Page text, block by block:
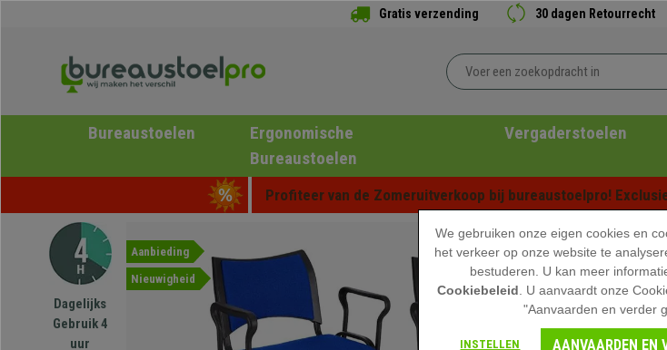
Gratis verzending 30 dagen Retourrecht
Bureaustoelen
Ergonomische
Bureaustoelen
Vergaderstoelen
Profiteer van de Zomeruitverkoop bij bureaustoelpro!
Dagelijks
Gebruik 4
uur
Aanbieding
Nieuwigheid
We gebruiken onze eigen cookies en
het verkeer op onze website te
bestuderen. U kan meer
Cookiebeleid . U aanvaardt onze
"Aanvaarden en verder
INSTELLEN AANVAARDEN EN